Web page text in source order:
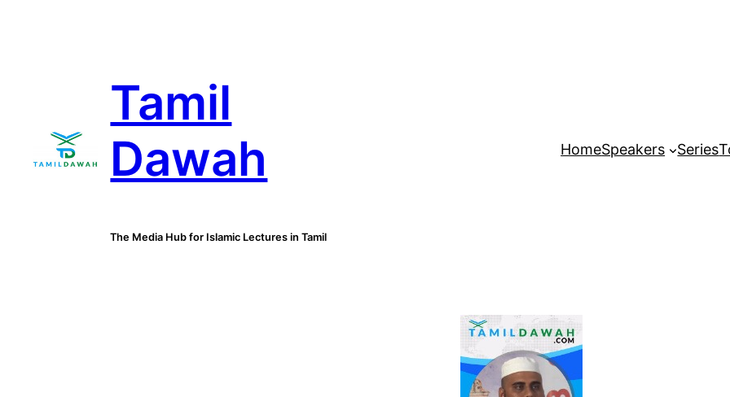
Tamil
Dawah
The Media Hub for Islamic Lectures in Tamil
HomeSpeakers Series